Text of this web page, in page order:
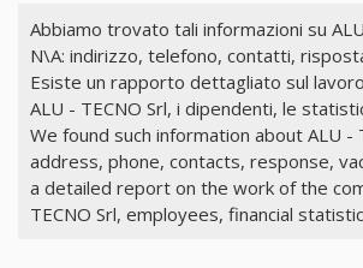
Abbiamo trovato tali informazioni su
N\A: indirizzo, telefono, contatti,
Esiste un rapporto dettagliato sul
ALU - TECNO Srl, i dipendenti, le
We found such information about ALU -
address, phone, contacts, response,
a detailed report on the work of the
TECNO Srl, employees, financial